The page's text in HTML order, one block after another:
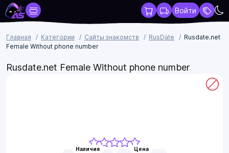
Войти
Главная Категории Сайты знакомств RusDate
Rusdate.net
Female Without phone number
Rusdate.net Female Without phone number
Наличие Цена